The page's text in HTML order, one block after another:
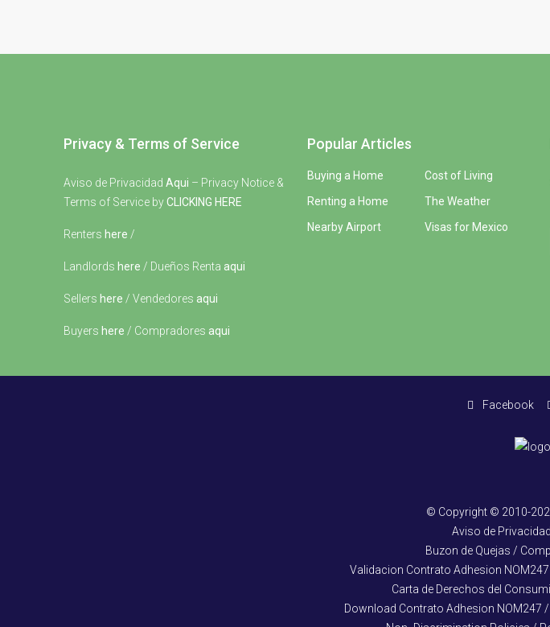
Privacy & Terms of Service
Aviso de Privacidad Aqui – Privacy Notice &
Terms of Service byCLICKING HERE
Renters here /
Landlords here / Dueños Renta aqui
Sellers here / Vendedores aqui
Buyers here / Compradores aqui
Popular Articles
Buying a Home
Renting a Home
Nearby Airport
Cost of Living
The Weather
Visas for Mexico
Facebook
© Copyright © 2010-
Aviso de
Buzon de Quejas /
Validacion Contrato Adhesion
Carta de Derechos del
Download Contrato Adhesion NOM247